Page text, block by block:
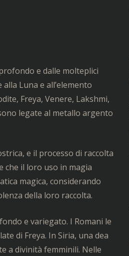
e dalle molteplici
Luna e all’elemento
Freya, Venere, Lakshmi,
legate al metallo argento
e il processo di raccolta
che il loro uso in magia
magica, considerando
della loro raccolta.
e variegato. I Romani le
di Freya. In Siria, una dea
a divinità femminili. Nelle